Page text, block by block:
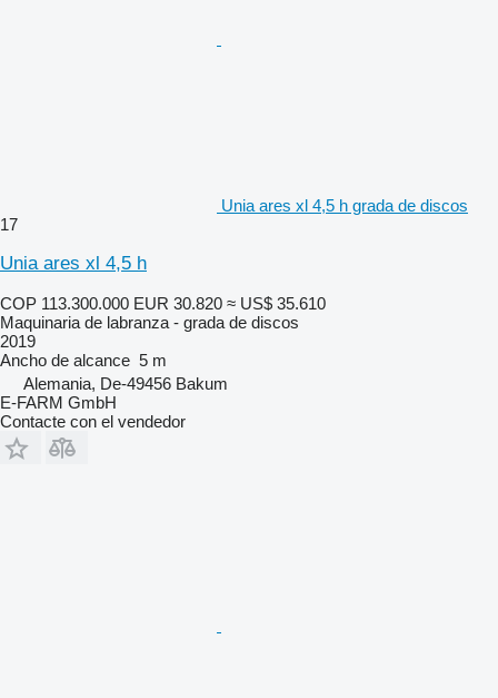
Unia ares xl 4,5 h grada de discos
17
Unia ares xl 4,5 h
COP 113.300.000 EUR 30.820 ≈ US$ 35.610
Maquinaria de labranza - grada de discos
2019
Ancho de alcance 5 m
Alemania, De-49456 Bakum
E-FARM GmbH
Contacte con el vendedor